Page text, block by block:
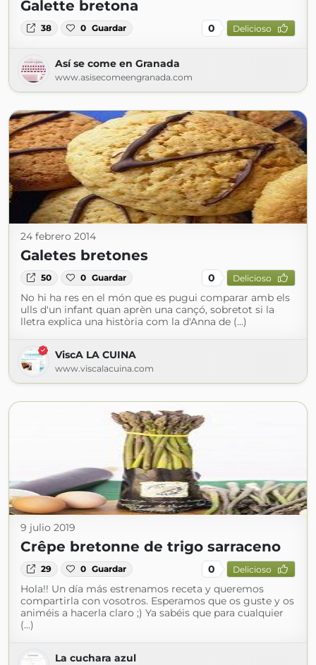
Galette bretona
38 0 Guardar 0 Delicioso
Así se come en Granada
www.asisecomeengranada.com
24 febrero 2014
Galetes bretones
50 0 Guardar 0 Delicioso
No hi ha res en el món que es pugui comparar amb els
ulls d'un infant quan aprèn una cançó, sobretot si la
lletra explica una història com la d'Anna de (...)
ViscA LA CUINA
www.viscalacuina.com
9 julio 2019
Crêpe bretonne de trigo sarraceno
29 0 Guardar 0 Delicioso
Hola!! Un día más estrenamos receta y queremos
compartirla con vosotros. Esperamos que os guste y os
animéis a hacerla claro ;) Ya sabéis que para cualquier
(...)
La cuchara azul